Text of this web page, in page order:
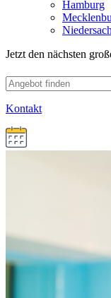
Hamburg
Jetzt den nächsten
Kontakt